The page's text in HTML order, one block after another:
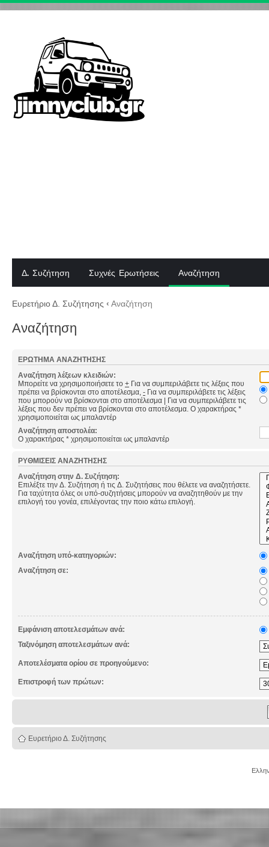
Δ. Συζήτηση Συχνές Ερωτήσεις Αναζήτηση
Ευρετήριο Δ. Συζήτησης ‹ Αναζήτηση
Αναζήτηση
ΕΡΏΤΗΜΑ ΑΝΑΖΉΤΗΣΗΣ
Αναζήτηση λέξεων κλειδιών:
Μπορείτε να χρησιμοποιήσετε το + Για να συμπεριλάβετε τις λέξεις που
πρέπει να βρίσκονται στο αποτέλεσμα, - Για να συμπεριλάβετε τις λέξεις
που μπορούν να βρίσκονται στο αποτέλεσμα | Για να συμπεριλάβετε τις
λέξεις που δεν πρέπει να βρίσκονται στο αποτέλεσμα. Ο χαρακτήρας *
χρησιμοποιείται ως μπαλαντέρ
Αναζήτηση αποστολέα:
Ο χαρακτήρας * χρησιμοποιείται ως μπαλαντέρ
ΡΥΘΜΊΣΕΙΣ ΑΝΑΖΉΤΗΣΗΣ
Αναζήτηση στην Δ. Συζήτηση:
Επιλέξτε την Δ. Συζήτηση ή τις Δ. Συζητήσεις που θέλετε να αναζητήσετε.
Για ταχύτητα όλες οι υπό-συζητήσεις μπορούν να αναζητηθούν με την
επιλογή του γονέα, επιλέγοντας την ποιο κάτω επιλογή.
Αναζήτηση υπό-κατηγοριών:
Αναζήτηση σε:
Εμφάνιση αποτελεσμάτων ανά:
Ταξινόμηση αποτελεσμάτων ανά:
Αποτελέσματα ορίου σε προηγούμενο:
Επιστροφή των πρώτων:
Ευρετήριο Δ. Συζήτησης